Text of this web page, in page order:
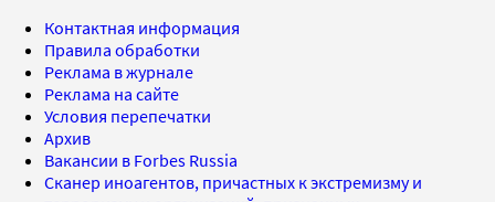
Контактная информация
Правила обработки
Реклама в журнале
Реклама на сайте
Условия перепечатки
Архив
Вакансии в Forbes Russia
Сканер иноагентов, причастных к экстремизму и